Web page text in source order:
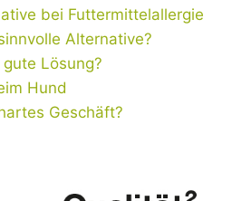
bei Futtermittelallergie
Alternative?
Lösung?
Hund
Geschäft?